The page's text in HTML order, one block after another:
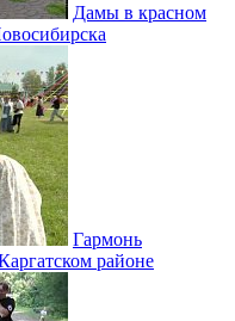
Дамы в красном
Гармонь
районе